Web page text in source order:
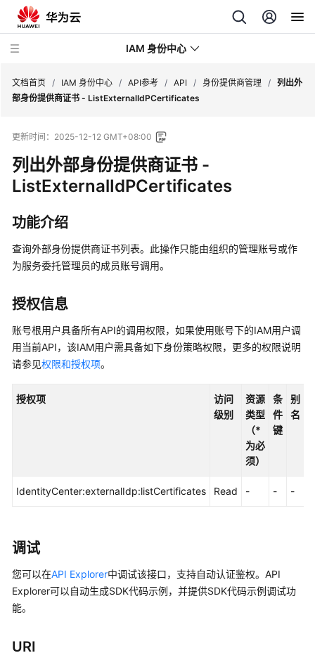
IAM 身份中心
新
动
态
品
绍
速
门
用
指
必
读
文档首页 / IAM 身份中心 / API参考 / API / 身份提供商管理 / 列出外
部身份提供商证书 - ListExternalIdPCertificates
更新时间： 2025-12-12 GMT+08:00
列出外部身份提供商证书 -
ListExternalIdPCertificates
功能介绍
查询外部身份提供商证书列表。此操作只能由组织的管理账号或作
为服务委托管理员的成员账号调用。
授权信息
账号根用户具备所有API的调用权限，如果使用账号下的IAM用户调
用当前API，该IAM用户需具备如下身份策略权限，更多的权限说明
请参见权限和授权项。
授权项
访问
级别
资源
类型
（*
为必
须）
条
件
键
别
名
IdentityCenter:externalIdp:listCertificates Read - - -
调试
您可以在API Explorer中调试该接口，支持自动认证鉴权。API
Explorer可以自动生成SDK代码示例，并提供SDK代码示例调试功
能。
URI